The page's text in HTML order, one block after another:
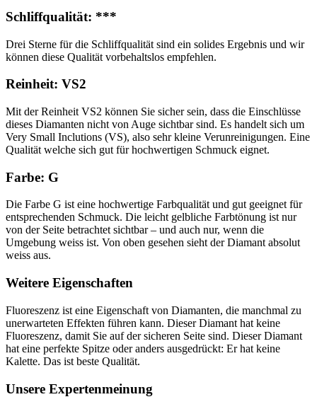
Schliffqualität: ***
Drei Sterne für die Schliffqualität sind ein solides Ergebnis und wir
können diese Qualität vorbehaltslos empfehlen.
Reinheit: VS2
Mit der Reinheit VS2 können Sie sicher sein, dass die Einschlüsse
dieses Diamanten nicht von Auge sichtbar sind. Es handelt sich um
Very Small Inclutions (VS), also sehr kleine Verunreinigungen. Eine
Qualität welche sich gut für hochwertigen Schmuck eignet.
Farbe: G
Die Farbe G ist eine hochwertige Farbqualität und gut geeignet für
entsprechenden Schmuck. Die leicht gelbliche Farbtönung ist nur
von der Seite betrachtet sichtbar – und auch nur, wenn die
Umgebung weiss ist. Von oben gesehen sieht der Diamant absolut
weiss aus.
Weitere Eigenschaften
Fluoreszenz ist eine Eigenschaft von Diamanten, die manchmal zu
unerwarteten Effekten führen kann. Dieser Diamant hat keine
Fluoreszenz, damit Sie auf der sicheren Seite sind. Dieser Diamant
hat eine perfekte Spitze oder anders ausgedrückt: Er hat keine
Kalette. Das ist beste Qualität.
Unsere Expertenmeinung